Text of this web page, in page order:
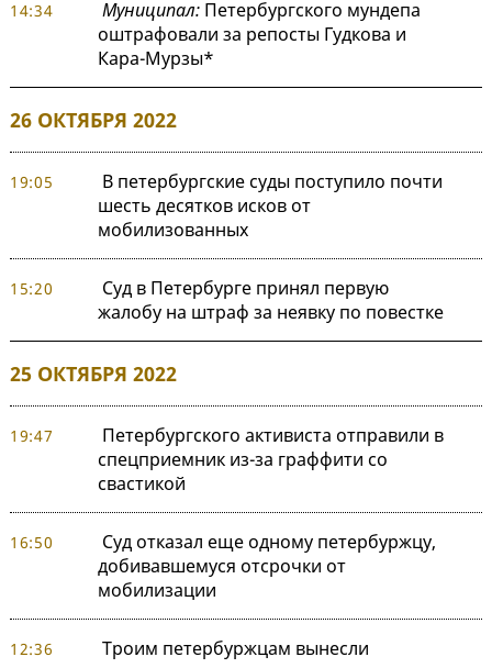
14:34 Муниципал:Петербургского мундепа
оштрафовали за репосты Гудкова и
Кара-Мурзы*
26 ОКТЯБРЯ 2022
19:05
В петербургские суды поступило почти
шесть десятков исков от
мобилизованных
15:20
Суд в Петербурге принял первую
жалобу на штраф за неявку по повестке
25 ОКТЯБРЯ 2022
19:47
Петербургского активиста отправили в
спецприемник из-за граффити со
свастикой
16:50
Суд отказал еще одному петербуржцу,
добивавшемуся отсрочки от
мобилизации
12:36
Троим петербуржцам вынесли